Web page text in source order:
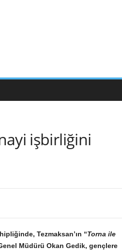
işbirliğini
Tezmaksan’ın “Torna ile
Müdürü Okan Gedik, gençlere